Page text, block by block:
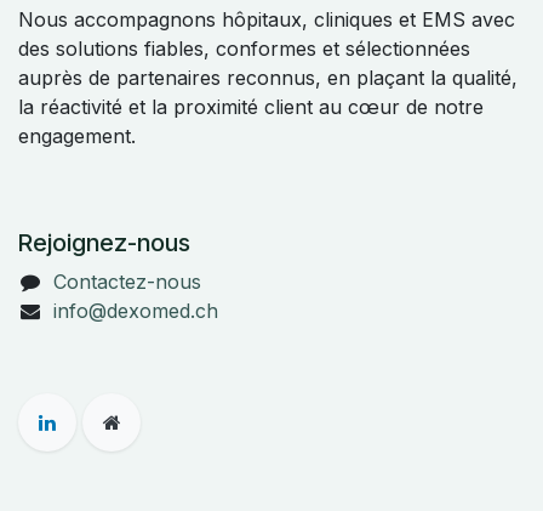
Nous accompagnons hôpitaux, cliniques et EMS avec
des solutions fiables, conformes et sélectionnées
auprès de partenaires reconnus, en plaçant la qualité,
la réactivité et la proximité client au cœur de notre
engagement.
Rejoignez-nous
Contactez-nous
info@dexomed.ch